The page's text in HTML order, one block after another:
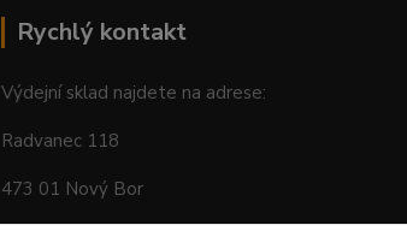
Rychlý kontakt
Výdejní sklad najdete na adrese:
Radvanec 118
473 01 Nový Bor